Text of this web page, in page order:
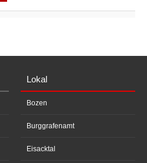
Lokal
Bozen
Burggrafenamt
Eisacktal